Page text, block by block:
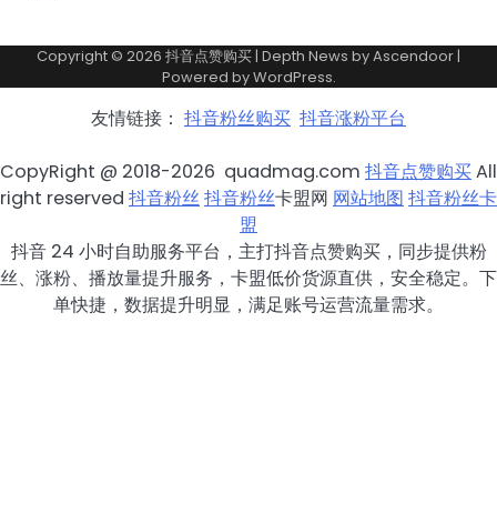
Copyright © 2026 抖音点赞购买| Depth News byAscendoor|
Powered byWordPress.
友情链接： 抖音粉丝购买 抖音涨粉平台
CopyRight @ 2018-2026 quadmag.com 抖音点赞购买All
right reserved 抖音粉丝抖音粉丝卡盟网 网站地图 抖音粉丝卡
盟
抖音 24 小时自助服务平台，主打抖音点赞购买，同步提供粉
丝、涨粉、播放量提升服务，卡盟低价货源直供，安全稳定。下
单快捷，数据提升明显，满足账号运营流量需求。